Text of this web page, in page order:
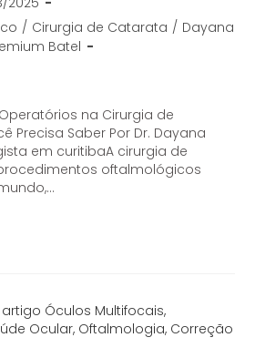
/ Cirurgia de Catarata / Dayana
Batel
na Cirurgia de
Precisa Saber Por Dr. Dayana
em curitibaA cirurgia de
oftalmológicos